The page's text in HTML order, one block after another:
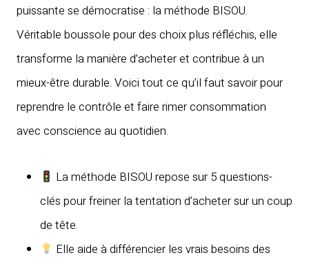
puissante se démocratise : la méthode BISOU.
Véritable boussole pour des choix plus réfléchis, elle
transforme la manière d’acheter et contribue à un
mieux-être durable. Voici tout ce qu’il faut savoir pour
reprendre le contrôle et faire rimer consommation
avec conscience au quotidien.
La méthode BISOU repose sur 5 questions-
clés pour freiner la tentation d’acheter sur un coup
de tête.
Elle aide à différencier les vrais besoins des